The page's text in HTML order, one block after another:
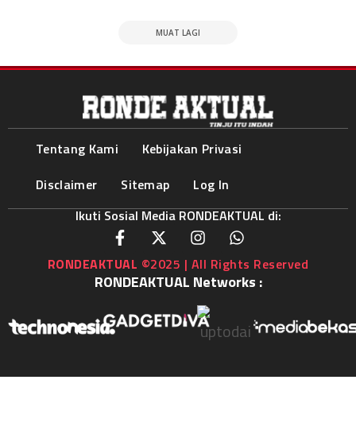
MUAT LAGI
Tentang Kami
Kebijakan Privasi
Disclaimer
Sitemap
Log In
Ikuti Sosial Media RONDEAKTUAL di:
RONDEAKTUAL ©2025 | All Rights Reserved
RONDEAKTUAL Networks :